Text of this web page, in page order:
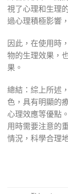
視了心理和生理
過心理積極影響
因此，在使用時
物的生理效果，
果。
總結：綜上所述
色，具有明顯的
心理效應等優點
用時需要注意的
情況，科學合理